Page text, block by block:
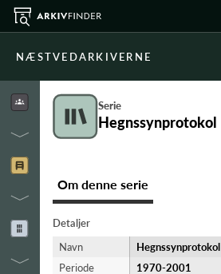
NÆSTVEDARKIVERNE
Serie
Hegnssynprotokol
Om denne serie
Detaljer
Navn
Hegnssynprotokol
Periode
1970-​2001